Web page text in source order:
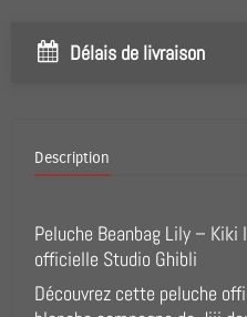
Délais de livraison
Description
Peluche Beanbag Lily –
officielle Studio Ghibli
Découvrez cette peluche